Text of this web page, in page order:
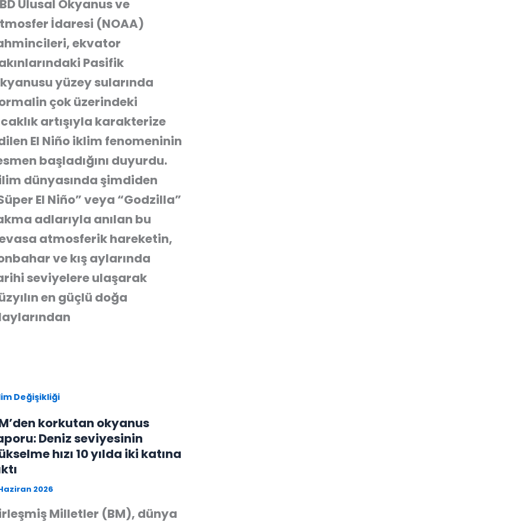
Ulusal Okyanus ve
İdaresi (NOAA)
ekvator
Pasifik
yüzey sularında
çok üzerindeki
artışıyla karakterize
El Niño iklim fenomeninin
başladığını duyurdu.
dünyasında şimdiden
El Niño” veya “Godzilla”
adlarıyla anılan bu
atmosferik hareketin,
ve kış aylarında
seviyelere ulaşarak
en güçlü doğa
Değişikliği
korkutan okyanus
Deniz seviyesinin
hızı 10 yılda iki katına
2026
Milletler (BM), dünya